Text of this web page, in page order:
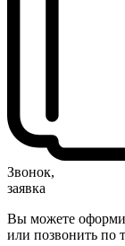
Звонок,
заявка
Вы можете
или позвонить по